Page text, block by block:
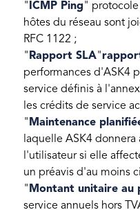
" ICMP Ping"
hôtes du réseau sont
RFC 1122 ;
" Rapport SLA"
performances d'ASK4
service définis à
les crédits de service
" Maintenance
laquelle ASK4
l'utilisateur si elle
un préavis d'au moins
" Montant unitaire au
service annuels hors